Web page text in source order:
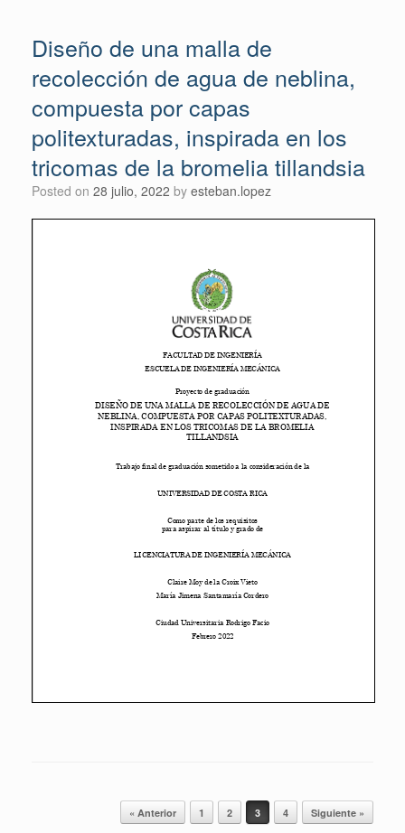
Diseño de una malla de
recolección de agua de neblina,
compuesta por capas
politexturadas, inspirada en los
tricomas de la bromelia tillandsia
Posted on 28 julio, 2022 by esteban.lopez
« Anterior 1 2 3 4 Siguiente »